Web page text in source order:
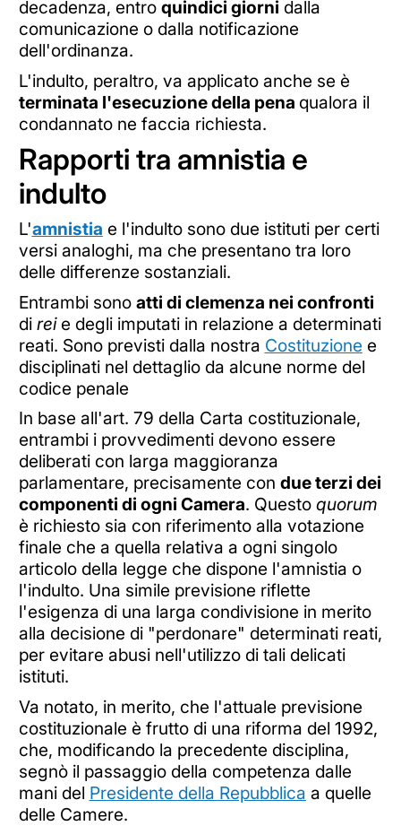
decadenza, entro quindici giorni dalla
comunicazione o dalla notificazione
dell'ordinanza.
L'indulto, peraltro, va applicato anche se è
terminata l'esecuzione della pena qualora il
condannato ne faccia richiesta.
Rapporti tra amnistia e
indulto
L'amnistia e l'indulto sono due istituti per certi
versi analoghi, ma che presentano tra loro
delle differenze sostanziali.
Entrambi sono atti di clemenza nei confronti
di rei e degli imputati in relazione a determinati
reati. Sono previsti dalla nostra Costituzione e
disciplinati nel dettaglio da alcune norme del
codice penale
In base all'art. 79 della Carta costituzionale,
entrambi i provvedimenti devono essere
deliberati con larga maggioranza
parlamentare, precisamente con due terzi dei
componenti di ogni Camera. Questo quorum
è richiesto sia con riferimento alla votazione
finale che a quella relativa a ogni singolo
articolo della legge che dispone l'amnistia o
l'indulto. Una simile previsione riflette
l'esigenza di una larga condivisione in merito
alla decisione di "perdonare" determinati reati,
per evitare abusi nell'utilizzo di tali delicati
istituti.
Va notato, in merito, che l'attuale previsione
costituzionale è frutto di una riforma del 1992,
che, modificando la precedente disciplina,
segnò il passaggio della competenza dalle
mani del Presidente della Repubblica a quelle
delle Camere.